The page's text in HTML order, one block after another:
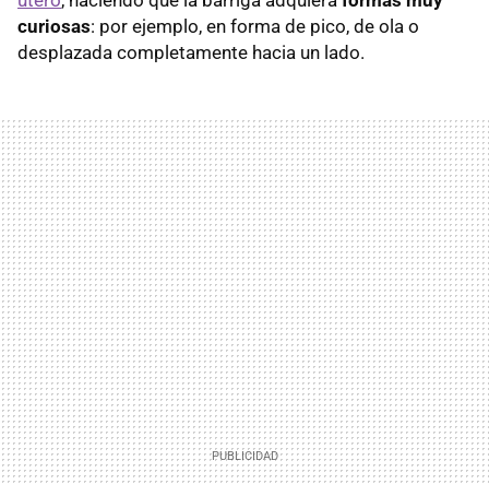
curiosas: por ejemplo, en forma de pico, de ola o
desplazada completamente hacia un lado.